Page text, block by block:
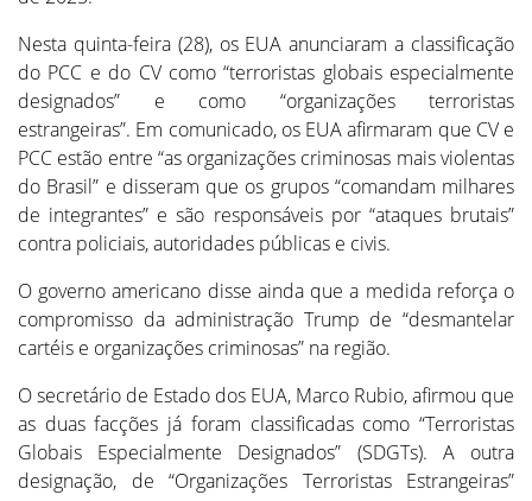
Nesta quinta-feira (28), os EUA anunciaram a classificação
do PCC e do CV como “terroristas globais especialmente
designados” e como “organizações terroristas
estrangeiras”. Em comunicado, os EUA afirmaram que CV e
PCC estão entre “as organizações criminosas mais violentas
do Brasil” e disseram que os grupos “comandam milhares
de integrantes” e são responsáveis por “ataques brutais”
contra policiais, autoridades públicas e civis.
O governo americano disse ainda que a medida reforça o
compromisso da administração Trump de “desmantelar
cartéis e organizações criminosas” na região.
O secretário de Estado dos EUA, Marco Rubio, afirmou que
as duas facções já foram classificadas como “Terroristas
Globais Especialmente Designados” (SDGTs). A outra
designação, de “Organizações Terroristas Estrangeiras”